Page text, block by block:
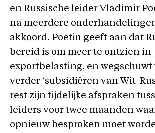
en Russische leider Vladimir
na meerdere
akkoord. Poetin geeft aan dat
bereid is om meer te ontzien in
exportbelasting, en wegschuwt
verder ‘subsidiëren van Wit-
rest zijn tijdelijke afspraken
leiders voor twee maanden
opnieuw besproken moet